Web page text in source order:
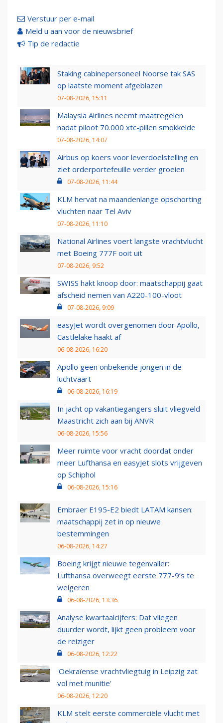
Verstuur per e-mail
Meld u aan voor de nieuwsbrief
Tip de redactie
Staking cabinepersoneel Noorse tak SAS
op laatste moment afgeblazen
07-08-2026, 15:11
Malaysia Airlines neemt maatregelen
nadat piloot 70.000 xtc-pillen smokkelde
07-08-2026, 14:07
Airbus op koers voor leverdoelstelling en
ziet orderportefeuille verder groeien
07-08-2026, 11:44
KLM hervat na maandenlange opschorting
vluchten naar Tel Aviv
07-08-2026, 11:10
National Airlines voert langste vrachtvlucht
met Boeing 777F ooit uit
07-08-2026, 9:52
SWISS hakt knoop door: maatschappij gaat
afscheid nemen van A220-100-vloot
07-08-2026, 9:09
easyJet wordt overgenomen door Apollo,
Castlelake haakt af
06-08-2026, 16:20
Apollo geen onbekende jongen in de
luchtvaart
06-08-2026, 16:19
In jacht op vakantiegangers sluit vliegveld
Maastricht zich aan bij ANVR
06-08-2026, 15:56
Meer ruimte voor vracht doordat onder
meer Lufthansa en easyJet slots vrijgeven
op Schiphol
06-08-2026, 15:16
Embraer E195-E2 biedt LATAM kansen:
maatschappij zet in op nieuwe
bestemmingen
06-08-2026, 14:27
Boeing krijgt nieuwe tegenvaller:
Lufthansa overweegt eerste 777-9’s te
weigeren
06-08-2026, 13:36
Analyse kwartaalcijfers: Dat vliegen
duurder wordt, lijkt geen probleem voor
de reiziger
06-08-2026, 12:22
'Oekraïense vrachtvliegtuig in Leipzig zat
vol met munitie'
06-08-2026, 12:20
KLM stelt eerste commerciële vlucht met